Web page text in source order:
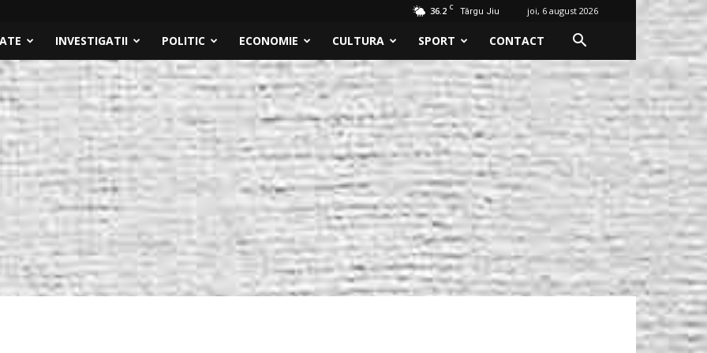
36.2 C Târgu Jiu joi, 6 august 2026
INVESTIGATII POLITIC ECONOMIE CULTURA SPORT CONTACT